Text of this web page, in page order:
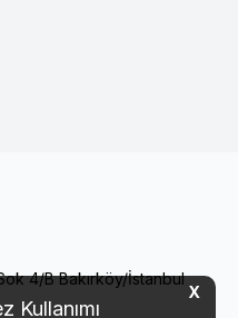
X
Kullanımı
4/B Bakırköy/İstanbul